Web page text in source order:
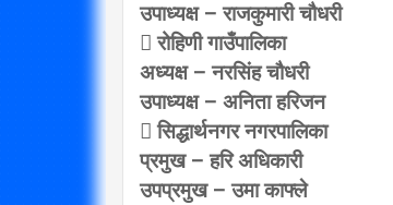
उपाध्यक्ष – राजकुमारी चौधरी
 रोहिणी गाउँपालिका
अध्यक्ष – नरसिंह चौधरी
उपाध्यक्ष – अनिता हरिजन
 सिद्धार्थनगर नगरपालिका
प्रमुख – हरि अधिकारी
उपप्रमुख – उमा काफ्ले